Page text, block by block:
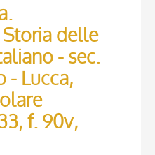
delle
- sec.
- Lucca,
f. 90v,